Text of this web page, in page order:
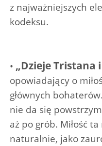
z najważniejszych
kodeksu.
• „Dzieje Tristana
opowiadający o
głównych
nie da się
aż po grób. Miłość
naturalnie, jako